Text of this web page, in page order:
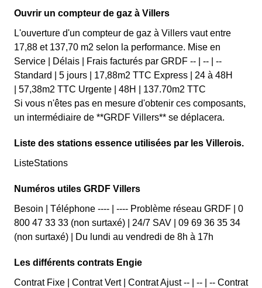
Ouvrir un compteur de gaz à Villers
L'ouverture d'un compteur de gaz à Villers vaut entre
17,88 et 137,70 m2 selon la performance. Mise en
Service | Délais | Frais facturés par GRDF -- | -- | --
Standard | 5 jours | 17,88m2 TTC Express | 24 à 48H
| 57,38m2 TTC Urgente | 48H | 137.70m2 TTC
Si vous n'êtes pas en mesure d'obtenir ces composants,
un intermédiaire de **GRDF Villers** se déplacera.
Liste des stations essence utilisées par les Villerois.
ListeStations
Numéros utiles GRDF Villers
Besoin | Téléphone ---- | ---- Problème réseau GRDF | 0
800 47 33 33 (non surtaxé) | 24/7 SAV | 09 69 36 35 34
(non surtaxé) | Du lundi au vendredi de 8h à 17h
Les différents contrats Engie
Contrat Fixe | Contrat Vert | Contrat Ajust -- | -- | -- Contrat